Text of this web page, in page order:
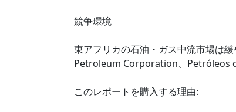
競争環境
東アフリカの石油・ガス中流市場は
Petroleum Corporation、Petróleos
このレポートを購入する理由: